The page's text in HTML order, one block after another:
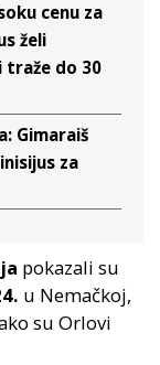
cenu za
želi
traže do 30
Gimaraiš
za
pokazali su
u Nemačkoj,
su Orlovi